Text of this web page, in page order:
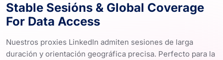
Stable Sesións & Global Coverage
For Data Access
Nuestros proxies LinkedIn admiten sesiones de larga
duración y orientación geográfica precisa. Perfecto para la